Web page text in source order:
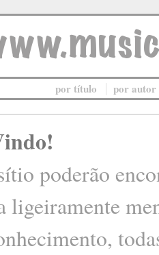
por título por autor
poderão
ligeiramente